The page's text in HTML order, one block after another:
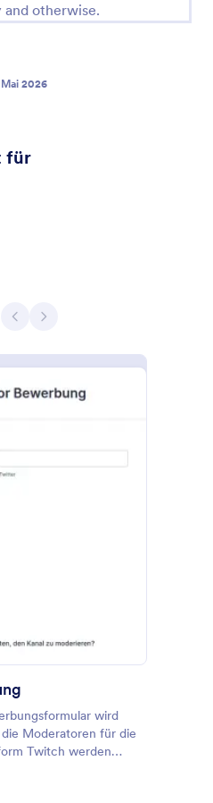
and otherwise.
Mai 2026
für
ZurückWeiter
wird
Moderatoren für die
Twitch werden
verwenden